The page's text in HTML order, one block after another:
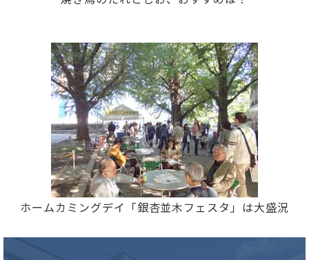
ホームカミングデイ「銀杏並木フェスタ」は大盛況